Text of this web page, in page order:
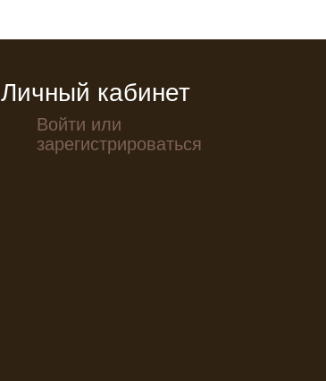
Личный кабинет
Войти или
зарегистрироваться